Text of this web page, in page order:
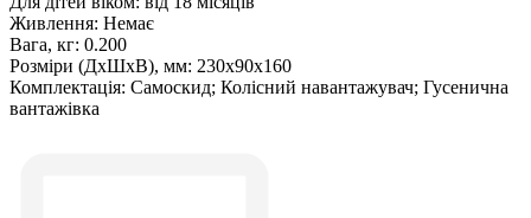
Живлення: Немає
Вага, кг: 0.200
Розміри (ДxШxВ), мм: 230х90х160
Комплектація: Самоскид; Колісний навантажувач; Гусенична
вантажівка